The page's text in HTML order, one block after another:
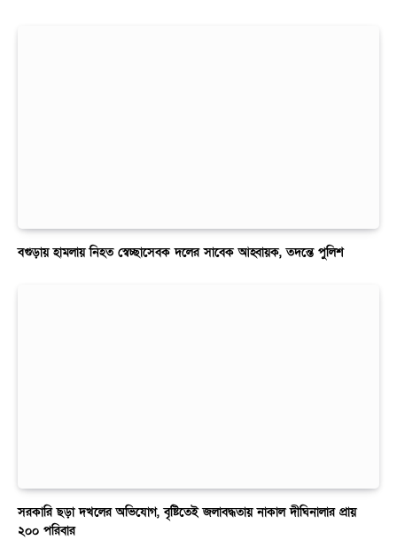
বগুড়ায় হামলায় নিহত স্বেচ্ছাসেবক দলের সাবেক আহ্বায়ক, তদন্তে পুলিশ
সরকারি ছড়া দখলের অভিযোগ, বৃষ্টিতেই জলাবদ্ধতায় নাকাল দীঘিনালার প্রায়
২০০ পরিবার